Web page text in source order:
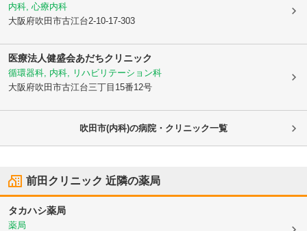
内科, 心療内科
大阪府吹田市古江台2-10-17-303
医療法人健盛会あだちクリニック
循環器科, 内科, リハビリテーション科
大阪府吹田市古江台三丁目15番12号
吹田市(内科)の病院・クリニック一覧
前田クリニック 近隣の薬局
タカハシ薬局
薬局